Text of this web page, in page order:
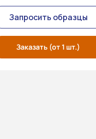
Запросить образцы
Заказать (от 1 шт.)